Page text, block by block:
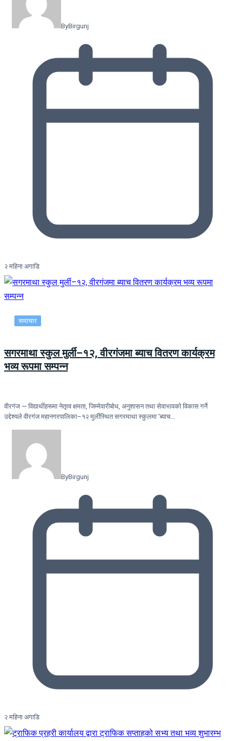
ByBirgunj
२ महिना अगाडि
समाचार
सगरमाथा स्कुल मुर्ली–१२, वीरगंजमा ब्याच वितरण कार्यक्रम
भव्य रूपमा सम्पन्न
वीरगंज — विद्यार्थीहरूमा नेतृत्व क्षमता, जिम्मेवारीबोध, अनुशासन तथा सेवाभावको विकास गर्ने
उद्देश्यले वीरगंज महानगरपालिका–१२ मुर्लीस्थित सगरमाथा स्कुलमा ‘ब्याच…
ByBirgunj
२ महिना अगाडि